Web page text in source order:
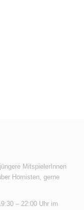
MitspielerInnen
Hornisten, gerne
– 22:00 Uhr im